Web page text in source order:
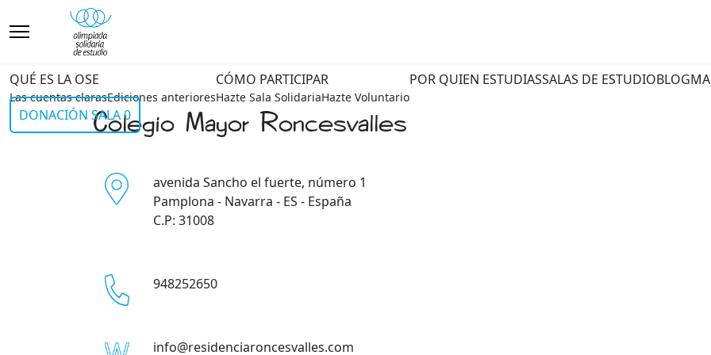
QUÉ ES LA OSE
Las cuentas clarasEdiciones anteriores
CÓMO PARTICIPAR
Hazte Sala SolidariaHazte Voluntario
POR QUIEN ESTUDIASSALAS DE ESTUDIOBLOG
DONACIÓN SALA 0Colegio Mayor Roncesvalles
avenida Sancho el fuerte, número 1
Pamplona - Navarra - ES - España
C.P: 31008
948252650
info@residenciaroncesvalles.com